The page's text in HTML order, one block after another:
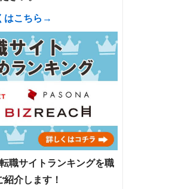
はこちら→
職サイトランキングを職
紹介します！